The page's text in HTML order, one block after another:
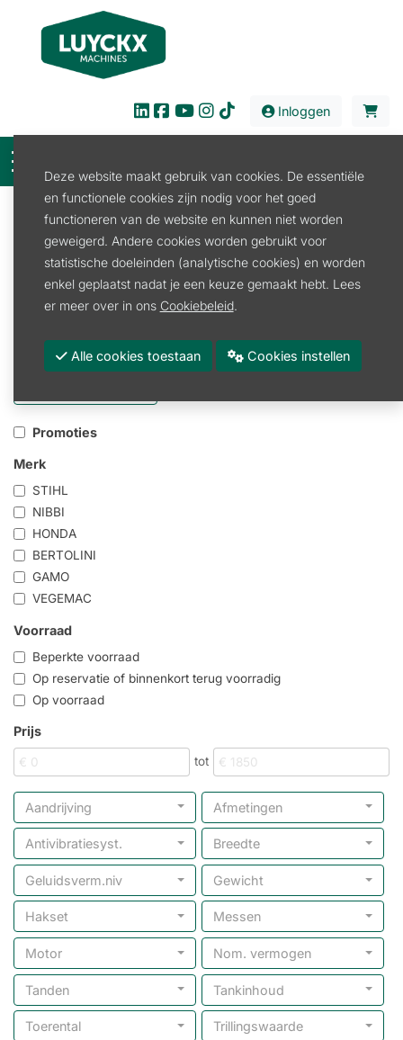
Inloggen
Filter
Verkoop Grondbewerking
Grondbewerking
Rotoreg Tuinfrees 4-takt motor
Promoties
Merk
STIHL
NIBBI
HONDA
BERTOLINI
GAMO
VEGEMAC
Voorraad
Beperkte voorraad
Op reservatie of binnenkort terug voorradig
Op voorraad
Prijs
tot
Aandrijving Afmetingen
Antivibratiesyst. Breedte
Geluidsverm.niv Gewicht
Hakset Messen
Motor Nom. vermogen
Tanden Tankinhoud
Toerental Trillingswaarde
Deze website maakt gebruik van cookies. De essentiële
en functionele cookies zijn nodig voor het goed
functioneren van de website en kunnen niet worden
geweigerd. Andere cookies worden gebruikt voor
statistische doeleinden (analytische cookies) en worden
enkel geplaatst nadat je een keuze gemaakt hebt. Lees
er meer over in ons Cookiebeleid.
Alle cookies toestaan Cookies instellen